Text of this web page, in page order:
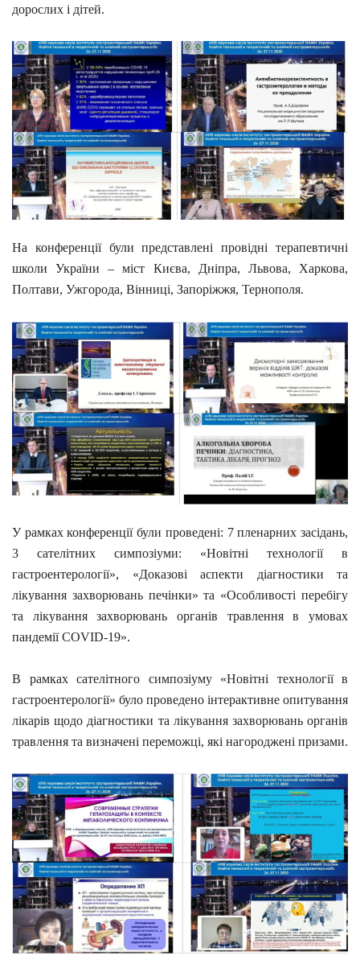
дорослих і дітей.
На конференції були представлені провідні терапевтичні
школи України – міст Києва, Дніпра, Львова, Харкова,
Полтави, Ужгорода, Вінниці, Запоріжжя, Тернополя.
У рамках конференції були проведені: 7 пленарних засідань,
3 сателітних симпозіуми: «Новітні технології в
гастроентерології», «Доказові аспекти діагностики та
лікування захворювань печінки» та «Особливості перебігу
та лікування захворювань органів травлення в умовах
пандемії COVID-19».
В рамках сателітного симпозіуму «Новітні технології в
гастроентерології» було проведено інтерактивне опитування
лікарів щодо діагностики та лікування захворювань органів
травлення та визначені переможці, які нагороджені призами.